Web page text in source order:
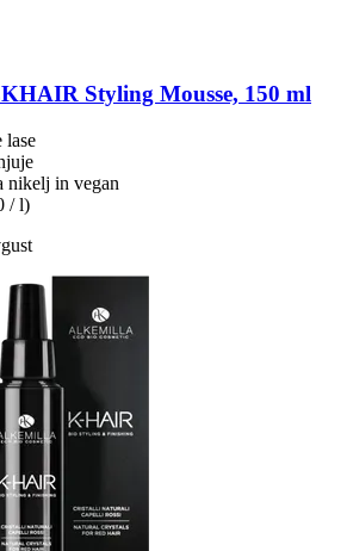
Styling Mousse, 150 ml
lase
nikelj in vegan
/ l)